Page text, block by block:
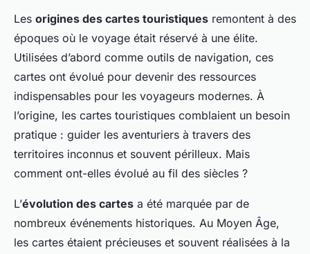
Les origines des cartes touristiques remontent à des
époques où le voyage était réservé à une élite.
Utilisées d’abord comme outils de navigation, ces
cartes ont évolué pour devenir des ressources
indispensables pour les voyageurs modernes. À
l’origine, les cartes touristiques comblaient un besoin
pratique : guider les aventuriers à travers des
territoires inconnus et souvent périlleux. Mais
comment ont-elles évolué au fil des siècles ?
L’évolution des cartes a été marquée par de
nombreux événements historiques. Au Moyen Âge,
les cartes étaient précieuses et souvent réalisées à la